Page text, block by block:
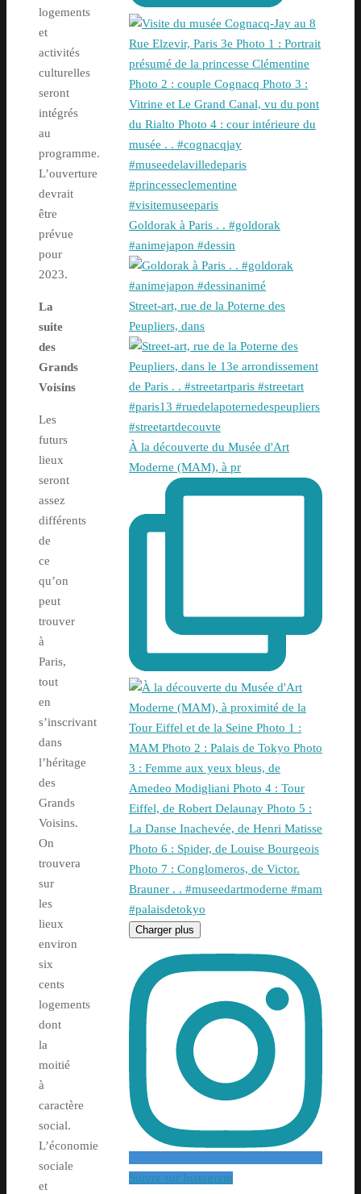
logements
et
activités
culturelles
seront
intégrés
au
programme.
L’ouverture
devrait
être
prévue
pour
2023.
La
suite
des
Grands
Voisins
Les
futurs
lieux
seront
assez
différents
de
ce
qu’on
peut
trouver
à
Paris,
tout
en
s’inscrivant
dans
l’héritage
des
Grands
Voisins.
On
trouvera
sur
les
lieux
environ
six
cents
logements
dont
la
moitié
à
caractère
social.
L’économie
sociale
et
Goldorak à Paris . . #goldorak
#animejapon #dessin
Street-art, rue de la Poterne des
Peupliers, dans
À la découverte du Musée d'Art
Moderne (MAM), à pr
Charger plus
Suivre sur Instagram